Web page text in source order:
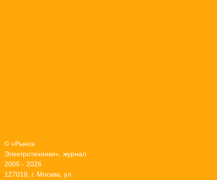
© «Рынок
Электротехники», журнал
2005 - 2026
127018, г. Москва, ул.